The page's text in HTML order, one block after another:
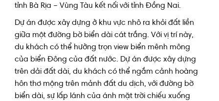
tỉnh Bà Rịa – Vùng Tàu kết nối với tỉnh Đồng Nai.
Dự án được xây dựng ở khu vực nhô ra khỏi đất liền
giữa một đường bờ biển dài cát trắng. Với vị trí này,
du khách có thể hưởng trọn view biển mênh mông
của biển Đông của đất nước. Dự án được xây dựng
trên dải đất dài, du khách có thể ngắm cảnh hoàng
hôn thơ mộng trên mảnh đất du dịch, với đường bờ
biển dài, sự lấp lánh của ánh mặt trời chiếu xuống